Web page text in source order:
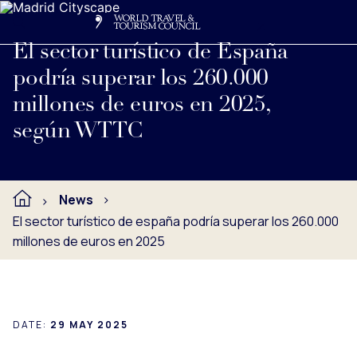
El sector turístico de España
podría superar los 260.000
millones de euros en 2025,
según WTTC
Ver nota de prensa completa debajo.
News
El sector turístico de españa podría superar los 260.000
millones de euros en 2025
DATE: 29 MAY 2025